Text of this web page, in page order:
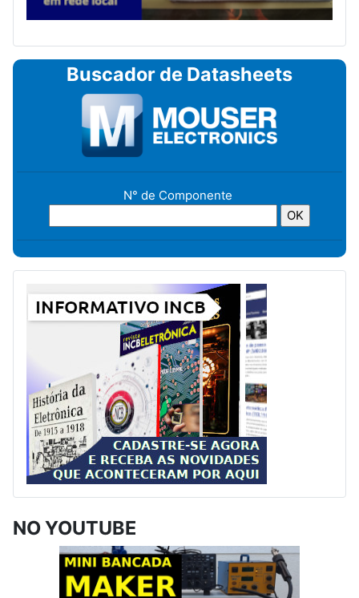
Buscador de Datasheets
N° de Componente
NO YOUTUBE